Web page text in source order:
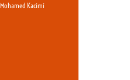
Mohamed Kacimi